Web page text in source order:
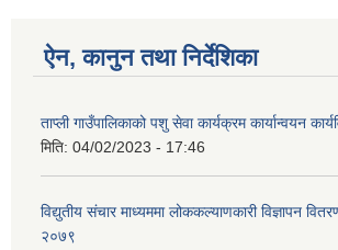
ऐन, कानुन तथा निर्देशिका
ताप्ली गाउँपालिकाको पशु सेवा कार्यक्रम कार्यान्वयन
मिति: 04/02/2023 - 17:46
विद्युतीय संचार माध्यममा लोककल्याणकारी विज्ञापन
२०७९